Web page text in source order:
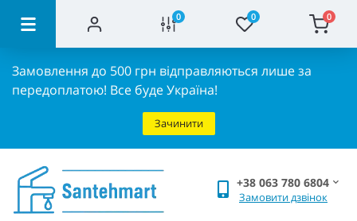
0 0 0
Замовлення до 500 грн відправляються лише за
передоплатою! Все буде Україна!
Зачинити
+38 063 780 6804
Замовити дзвінок